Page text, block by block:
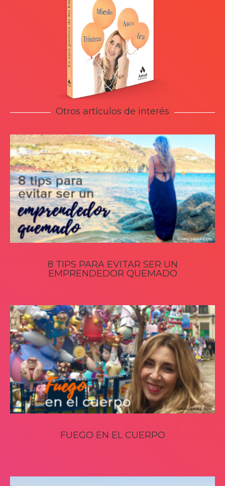
Otros artículos de interés
8 TIPS PARA EVITAR SER UN
EMPRENDEDOR QUEMADO
FUEGO EN EL CUERPO